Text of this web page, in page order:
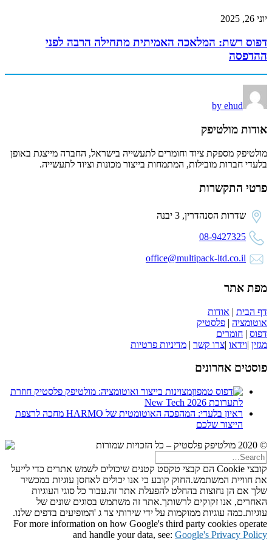
יוני 26, 2025
דפוס רשת: המלאכה האמיתית מתחילה הרבה לפני
ההדפסה
by ehud
אודות מולטיפק
מולטיפק מספקת ציוד וחומרים לתעשייה בישראל, החברה מייצגת באופן
בלעדי חברות מובילות, המתמחות בייצור מכונות וציוד לתעשייה.
פרטי התקשרות
שדרות הסנהדרין, 3 יבנה
08-9427325
office@multipack-ltd.co.il
מפת אתר
דף הבית | אודות
אוטומציה | פלסטיק
דפוס | חומרים
מגזין |וידאו |צרו קשר | מדיניות פרטיות
פוסטים אחרונים
מצוינות בייצור ואוטומציה: מולטיפק פלסטיק חוזרת
לתערוכת New Tech 2026
ראיון בלעדי: המהפכה האוטומטית של HARMO מחכה לרצפת
הייצור שלכם
© 2020 מולטיפק פלסטיק – כל הזכויות שמורות
קובצי Cookie הם קבצי טקסט קטנים שיכולים לשמש אתרים כדי לייעל
את חוויית המשתמש.החוק קובע כי אנו יכולים לאחסן עוגיות במכשיר
שלך אם הן נחוצות בהחלט להפעלת אתר זה.עבור כל סוגי העוגיות
האחרים, אנו זקוקים לרשותך.אתר זה משתמש בסוגים שונים של
עוגיות.כמה עוגיות ממוקמות על ידי שירותי צד ג 'המופיעים בדפים שלנו.
For more information on how Google's third party cookies operate
and handle your data, see: Google's Privacy Policy